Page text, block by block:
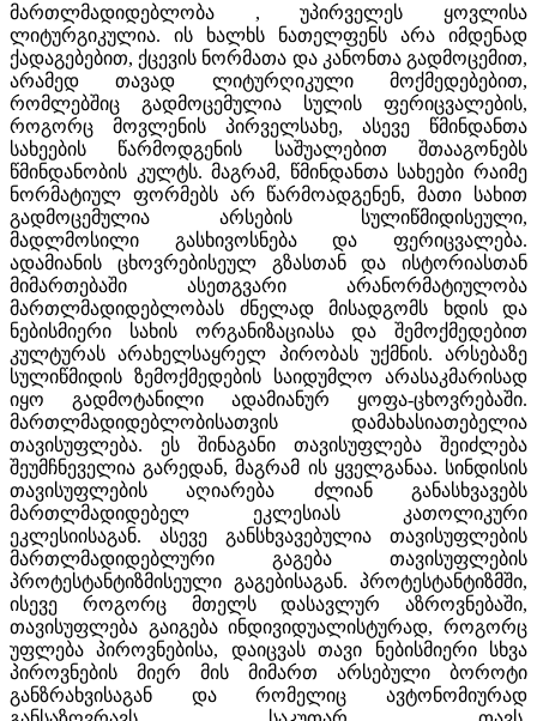
მართლმადიდებლობა , უპირველეს ყოვლისა
ლიტურგიკულია. ის ხალხს ნათელფენს არა იმდენად
ქადაგებებით, ქცევის ნორმათა და კანონთა გადმოცემით,
არამედ თავად ლიტურღიკული მოქმედებებით,
რომლებშიც გადმოცემულია სულის ფერიცვალების,
როგორც მოვლენის პირველსახე, ასევე წმინდანთა
სახეების წარმოდგენის საშუალებით შთააგონებს
წმინდანობის კულტს. მაგრამ, წმინდანთა სახეები რაიმე
ნორმატიულ ფორმებს არ წარმოადგენენ, მათი სახით
გადმოცემულია არსების სულიწმიდისეული,
მადლმოსილი გასხივოსნება და ფერიცვალება.
ადამიანის ცხოვრებისეულ გზასთან და ისტორიასთან
მიმართებაში ასეთგვარი არანორმატიულობა
მართლმადიდებლობას ძნელად მისადგომს ხდის და
ნებისმიერი სახის ორგანიზაციასა და შემოქმედებით
კულტურას არახელსაყრელ პირობას უქმნის. არსებაზე
სულიწმიდის ზემოქმედების საიდუმლო არასაკმარისად
იყო გადმოტანილი ადამიანურ ყოფა-ცხოვრებაში.
მართლმადიდებლობისათვის დამახასიათებელია
თავისუფლება. ეს შინაგანი თავისუფლება შეიძლება
შეუმჩნეველია გარედან, მაგრამ ის ყველგანაა. სინდისის
თავისუფლების აღიარება ძლიან განასხვავებს
მართლმადიდებელ ეკლესიას კათოლიკური
ეკლესიისაგან. ასევე განსხვავებულია თავისუფლების
მართლმადიდებლური გაგება თავისუფლების
პროტესტანტიზმისეული გაგებისაგან. პროტესტანტიზმში,
ისევე როგორც მთელს დასავლურ აზროვნებაში,
თავისუფლება გაიგება ინდივიდუალისტურად, როგორც
უფლება პიროვნებისა, დაიცვას თავი ნებისმიერი სხვა
პიროვნების მიერ მის მიმართ არსებული ბოროტი
განზრახვისაგან და რომელიც ავტონომიურად